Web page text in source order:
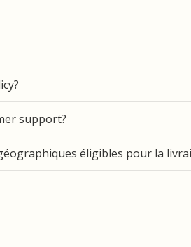
support?
éligibles pour la